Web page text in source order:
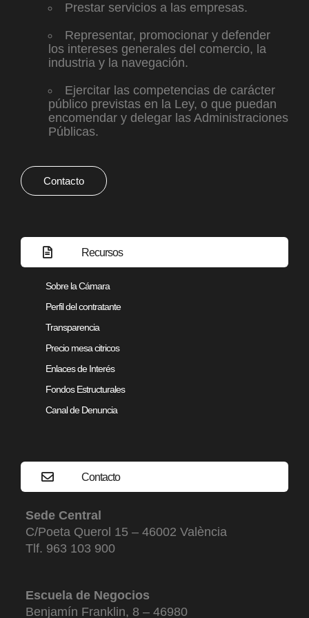
Prestar servicios a las empresas.
Representar, promocionar y defender
los intereses generales del comercio, la
industria y la navegación.
Ejercitar las competencias de carácter
público previstas en la Ley, o que puedan
encomendar y delegar las Administraciones
Públicas.
Contacto
Recursos
Sobre la Cámara
Perfil del contratante
Transparencia
Precio mesa citricos
Enlaces de Interés
Fondos Estructurales
Canal de Denuncia
Contacto
Sede Central
C/Poeta Querol 15 – 46002 València
Tlf. 963 103 900
Escuela de Negocios
Benjamín Franklin, 8 – 46980